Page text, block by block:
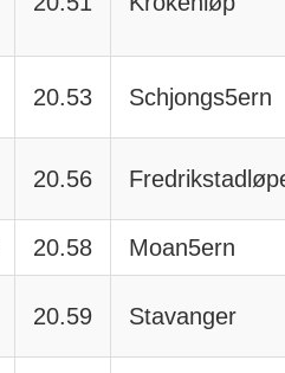
20.53 Schjongs5ern
20.56
20.58 Moan5ern
20.59 Stavanger